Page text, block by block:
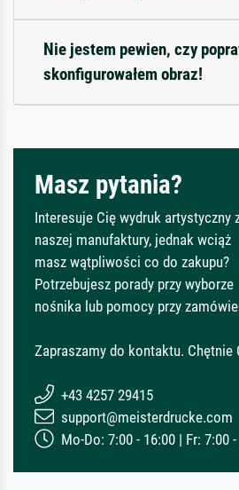
Nie jestem pewien, czy
skonfigurowałem obraz!
Masz pytania?
Interesuje Cię wydruk artystyczny
naszej manufaktury, jednak wciąż
masz wątpliwości co do zakupu?
Potrzebujesz porady przy wyborze
nośnika lub pomocy przy
Zapraszamy do kontaktu. Chętnie
+43 4257 29415
support@meisterdrucke.com
Mo-Do: 7:00 - 16:00 | Fr: 7:00